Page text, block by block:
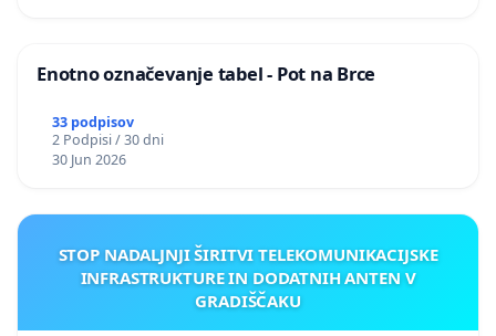
Enotno označevanje tabel - Pot na Brce
33 podpisov
2 Podpisi / 30 dni
30 Jun 2026
STOP NADALJNJI ŠIRITVI TELEKOMUNIKACIJSKE
INFRASTRUKTURE IN DODATNIH ANTEN V
GRADIŠČAKU